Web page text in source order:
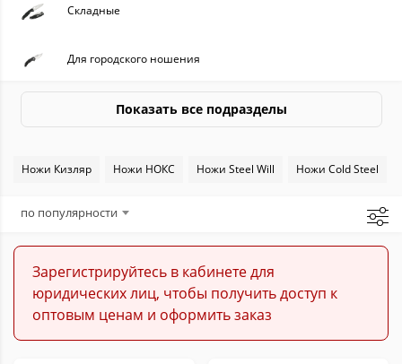
Складные
Для городского ношения
Туристические
Метательные
Показать все подразделы
Ножи Кизляр Ножи НОКС Ножи Steel Will Ножи Cold Steel
по популярности
Зарегистрируйтесь в кабинете для
юридических лиц, чтобы получить доступ к
оптовым ценам и оформить заказ